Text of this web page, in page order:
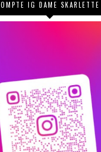
IG DAME SKARLETTE